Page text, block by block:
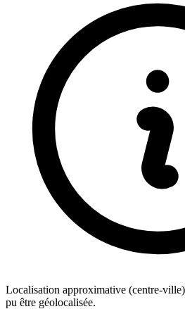
Localisation approximative (centre-
pu être géolocalisée.